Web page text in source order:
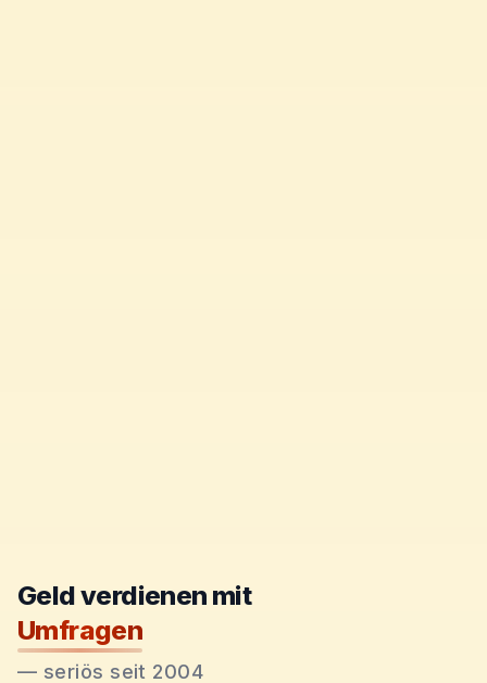
Geld verdienen mit
Umfragen
— seriös seit 2004